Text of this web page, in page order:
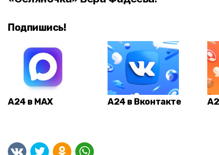
Подпишись!
А24 в MAX А24 в Вконтакте